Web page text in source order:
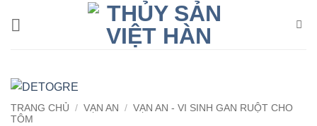
TRANG CHỦ / VẠN AN / VẠN AN - VI SINH GAN RUỘT CHO
TÔM